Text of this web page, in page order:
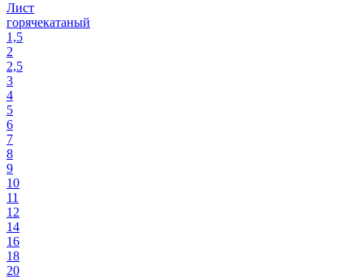
Лист
горячекатаный
1,5
2
2,5
3
4
5
6
7
8
9
10
11
12
14
16
18
20